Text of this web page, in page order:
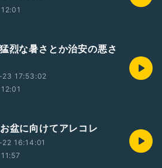
12:01
烈な暑さとか治安の悪さ
17:53:02
12:01
盆に向けてアレコレ
16:14:01
11:57